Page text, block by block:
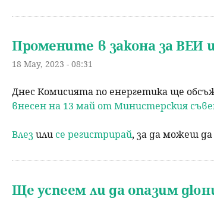
Промените в закона за
18 May, 2023 - 08:31
Днес Комисията по енергетика ще
внесен на 13 май от Министерския
Влезили се регистрирай, за да можеш
Ще успеем ли да опазим